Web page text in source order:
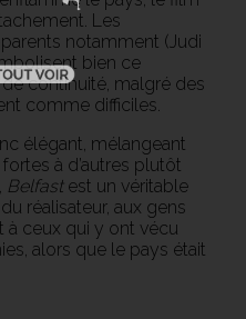
Les
notamment (Judi
bien ce
continuité, malgré des
comme difficiles.
élégant, mélangeant
à d’autres plutôt
Belfast est un véritable
réalisateur, aux gens
à ceux qui y ont vécu
alors que le pays était